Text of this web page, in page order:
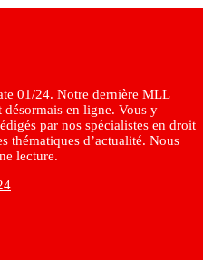
01/24. Notre dernière MLL
désormais en ligne. Vous y
par nos spécialistes en droit
thématiques d’actualité. Nous
lecture.